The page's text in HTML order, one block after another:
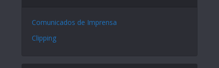
Comunicados de Imprensa
Clipping